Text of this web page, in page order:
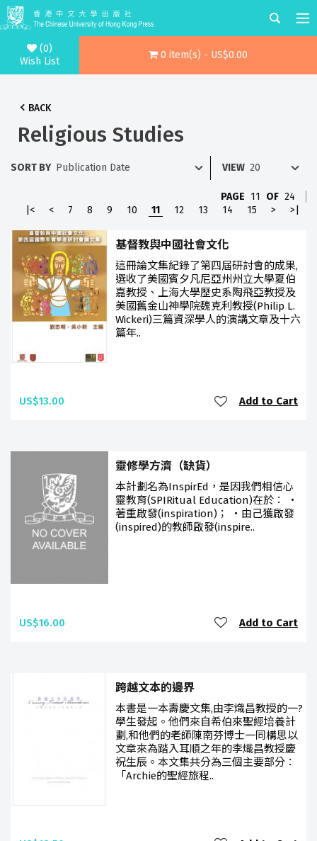
(0)
Wish List
0 item(s) - US$0.00
BACK
Religious Studies
SORT BY VIEW
PAGE 11 OF 24
|<
< 7 8 9 10 11 12 13 14 15 > >|
基督教與中國社會文化
這冊論文集紀錄了第四屆研討會的成果,
選收了美國賓夕凡尼亞州州立大學夏伯
嘉教授、上海大學歷史系陶飛亞教授及
美國舊金山神學院魏克利教授(Philip L.
Wickeri)三篇資深學人的演講文章及十六
篇年..
US$13.00 Add to Cart
靈修學方濟（缺貨）
本計劃名為InspirEd，是因我們相信心
靈教育(SPIRitual Education)在於： ‧
著重啟發(inspiration)； ‧由己獲啟發
(inspired)的教師啟發(inspire..
US$16.00 Add to Cart
跨越文本的邊界
本書是一本壽慶文集,由李熾昌教授的一?
學生發起。他們來自希伯來聖經培養計
劃,和他們的老師陳南芬博士一同構思以
文章來為踏入耳順之年的李熾昌教授慶
祝生辰。本文集共分為三個主要部分：
「Archie的聖經旅程..